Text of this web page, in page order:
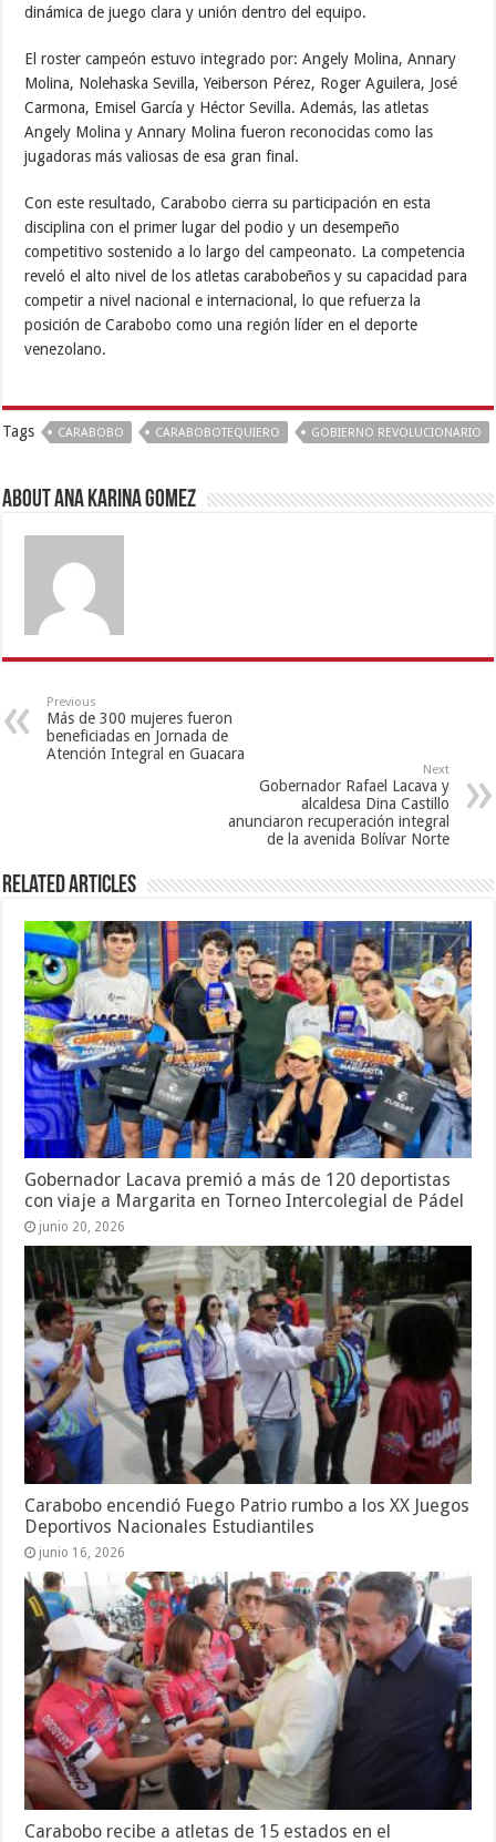
dinámica de juego clara y unión dentro del equipo.
El roster campeón estuvo integrado por: Angely Molina, Annary
Molina, Nolehaska Sevilla, Yeiberson Pérez, Roger Aguilera, José
Carmona, Emisel García y Héctor Sevilla. Además, las atletas
Angely Molina y Annary Molina fueron reconocidas como las
jugadoras más valiosas de esa gran final.
Con este resultado, Carabobo cierra su participación en esta
disciplina con el primer lugar del podio y un desempeño
competitivo sostenido a lo largo del campeonato. La competencia
reveló el alto nivel de los atletas carabobeños y su capacidad para
competir a nivel nacional e internacional, lo que refuerza la
posición de Carabobo como una región líder en el deporte
venezolano.
Tags CARABOBO CARABOBOTEQUIERO GOBIERNO REVOLUCIONARIO
About Ana Karina Gomez
Previous
Más de 300 mujeres fueron
beneficiadas en Jornada de
Atención Integral en Guacara
Next
Gobernador Rafael Lacava y
alcaldesa Dina Castillo
anunciaron recuperación integral
de la avenida Bolívar Norte
Related Articles
Gobernador Lacava premió a más de 120 deportistas
con viaje a Margarita en Torneo Intercolegial de Pádel
junio 20, 2026
Carabobo encendió Fuego Patrio rumbo a los XX Juegos
Deportivos Nacionales Estudiantiles
junio 16, 2026
Carabobo recibe a atletas de 15 estados en el